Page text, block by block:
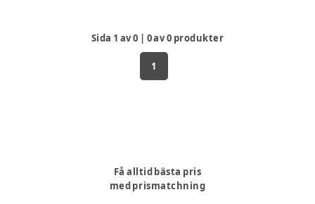
Sida 1 av0 | 0av0 produkter
1
Få alltid bästa pris
med prismatchning